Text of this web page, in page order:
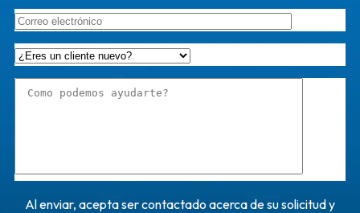
Al enviar, acepta ser contactado acerca de su solicitud y